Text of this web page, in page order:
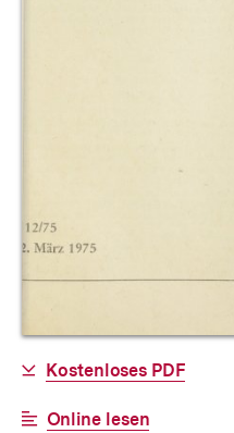
Allgemeine
Informationen
Download-
Kostenloses PDF
Interner
Online lesen